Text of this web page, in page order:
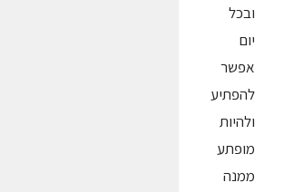
ובכל
יום
אפשר
להפתיע
ולהיות
מופתע
ממנה